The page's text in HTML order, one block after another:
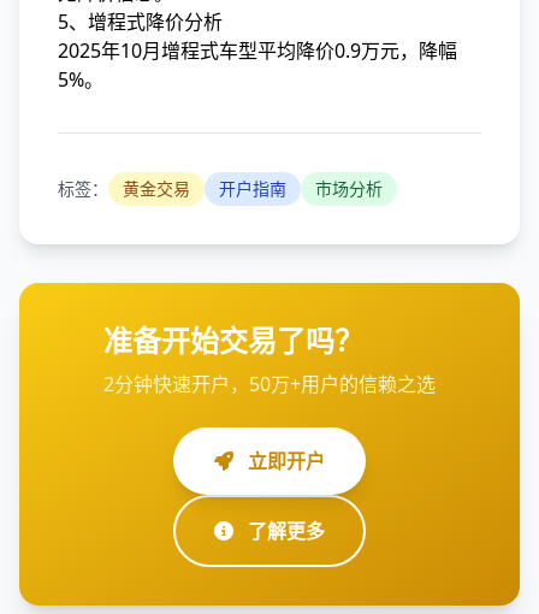
5、增程式降价分析
2025年10月增程式车型平均降价0.9万元，降幅
5%。
标签： 黄金交易 开户指南 市场分析
准备开始交易了吗？
2分钟快速开户，50万+用户的信赖之选
立即开户
了解更多